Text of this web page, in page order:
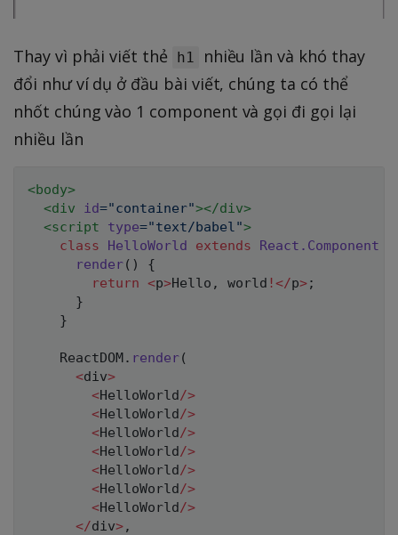
Thay vì phải viết thẻ h1
nhiều lần và khó thay
đổi như ví dụ ở đầu bài viết, chúng ta có thể
nhốt chúng vào 1 component và gọi đi gọi lại
nhiều lần
<body>
<div id="container"></div>
<script type="text/babel">
class
HelloWorld extends React . Component
render( )
{
return <p>Hello , world !</p>;
}
}
    ReactDOM
. render(
<div>
<HelloWorld/>
<HelloWorld/>
<HelloWorld/>
<HelloWorld/>
<HelloWorld/>
<HelloWorld/>
<HelloWorld/>
</div>,